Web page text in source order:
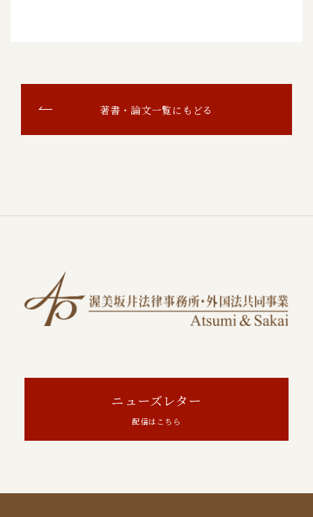
著書・論文一覧にもどる
ニューズレター
配信はこちら